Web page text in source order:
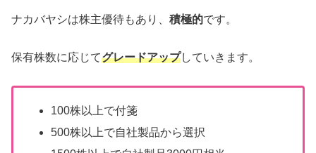
ナカバヤシは株主優待もあり、 積極的です。
保有株数に応じてグレードアップしていきます。
100株以上で付箋
500株以上で自社製品から選択